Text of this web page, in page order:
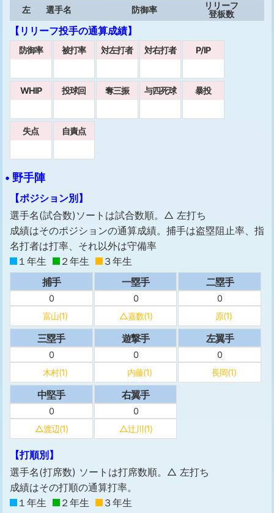
左 選手名 防御率
リリーフ
登板数
【リリーフ投手の通算成績】
防御率 被打率 対左打者 対右打者 P/IP
WHIP 投球回 奪三振 与四死球 暴投
失点 自責点
• 野手陣
【ポジション別】
選手名(試合数)ソートは試合数順。△ 左打ち
成績はそのポジションの通算成績。捕手は盗塁阻止率、指
名打者は打率、それ以外は守備率
１年生
２年生
３年生
捕手
0
富山(1)
一塁手
0
△嘉数(1)
二塁手
0
原(1)
三塁手
0
木村(1)
遊撃手
0
内藤(1)
左翼手
0
長岡(1)
中堅手
0
△渡辺(1)
右翼手
0
△辻川(1)
【打順別】
選手名(打席数) ソートは打席数順。△ 左打ち
成績はその打順の通算打率。
１年生
２年生 ３年生